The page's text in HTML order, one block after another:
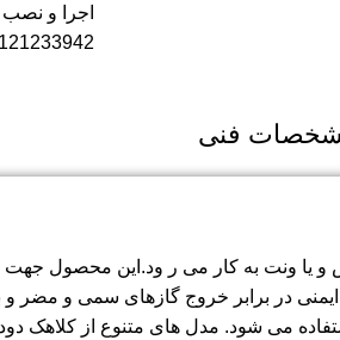
اجرا و
09121233942 تماس حاصل
فنی
به کار می ر ود.این محصول جهت
در برابر خروج گازهای سمی و
استفاده می شود. مدل های متنوع از